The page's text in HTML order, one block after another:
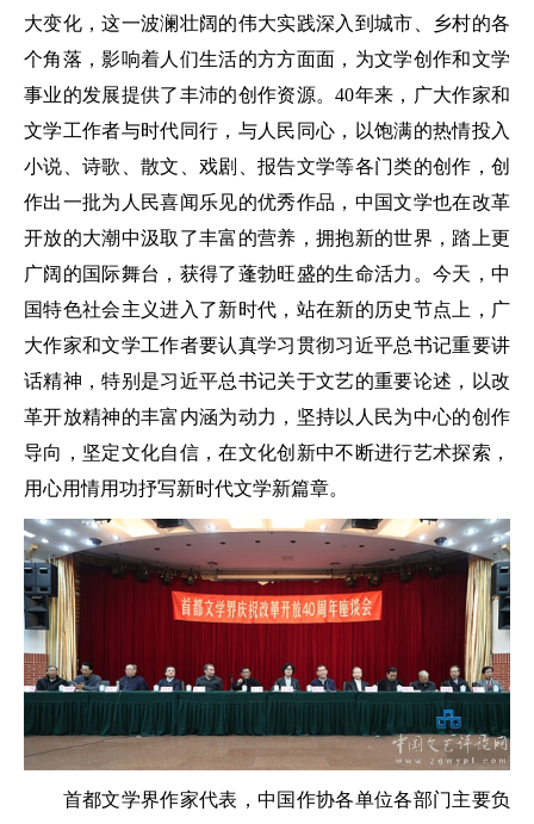
大变化，这一波澜壮阔的伟大实践深入到城市、乡村的各
个角落，影响着人们生活的方方面面，为文学创作和文学
事业的发展提供了丰沛的创作资源。40年来，广大作家和
文学工作者与时代同行，与人民同心，以饱满的热情投入
小说、诗歌、散文、戏剧、报告文学等各门类的创作，创
作出一批为人民喜闻乐见的优秀作品，中国文学也在改革
开放的大潮中汲取了丰富的营养，拥抱新的世界，踏上更
广阔的国际舞台，获得了蓬勃旺盛的生命活力。今天，中
国特色社会主义进入了新时代，站在新的历史节点上，广
大作家和文学工作者要认真学习贯彻习近平总书记重要讲
话精神，特别是习近平总书记关于文艺的重要论述，以改
革开放精神的丰富内涵为动力，坚持以人民为中心的创作
导向，坚定文化自信，在文化创新中不断进行艺术探索，
用心用情用功抒写新时代文学新篇章。
首都文学界作家代表，中国作协各单位各部门主要负